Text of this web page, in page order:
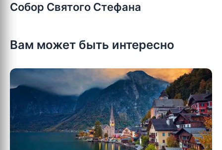
Собор Святого Стефана
Вам может быть интересно